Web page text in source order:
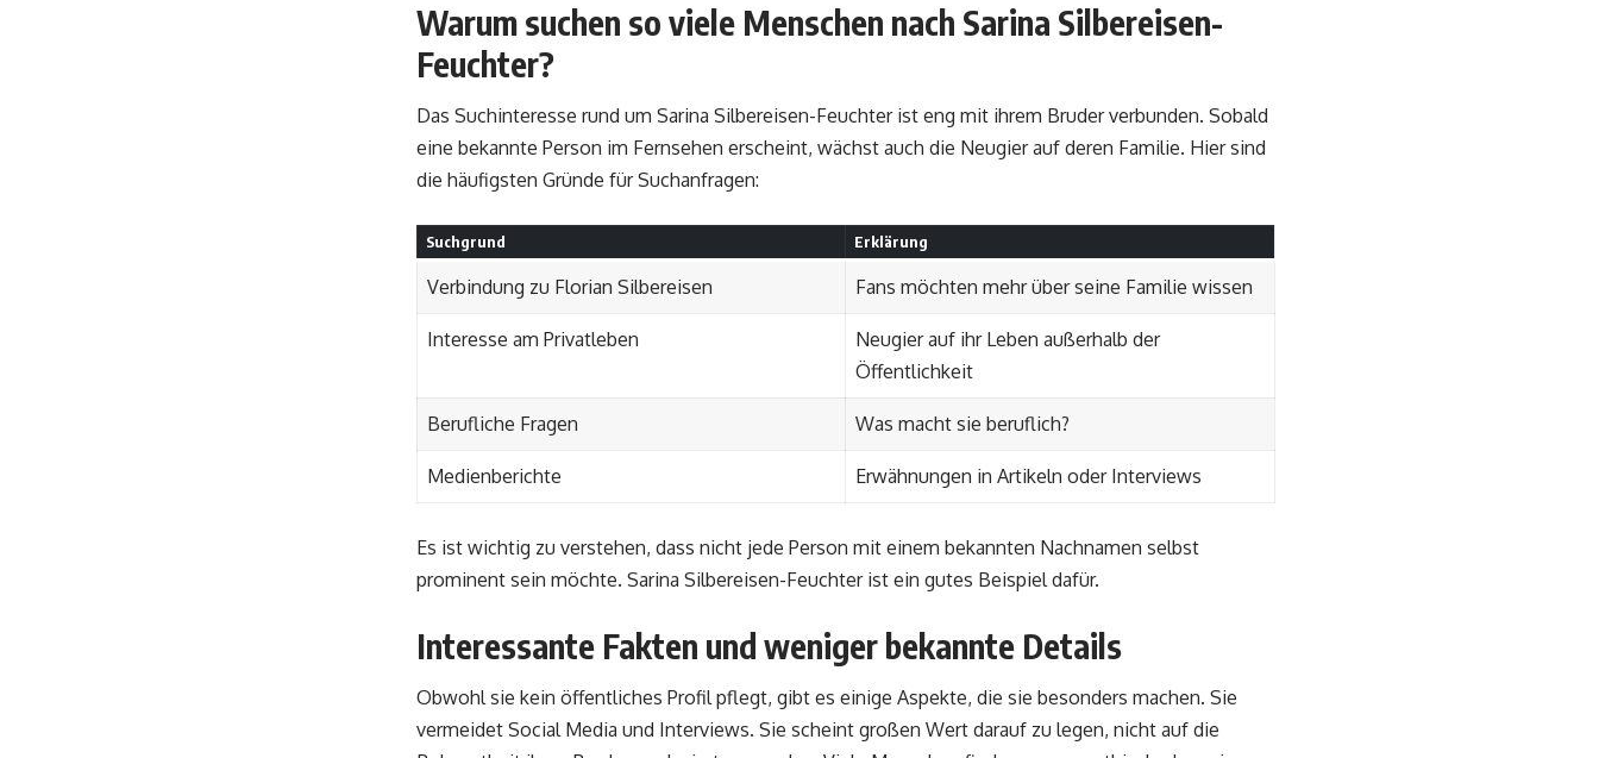
Warum suchen so viele Menschen nach Sarina Silbereisen-
Feuchter?
Das Suchinteresse rund um Sarina Silbereisen-Feuchter ist eng mit ihrem Bruder verbunden. Sobald
eine bekannte Person im Fernsehen erscheint, wächst auch die Neugier auf deren Familie. Hier sind
die häufigsten Gründe für Suchanfragen:
Suchgrund Erklärung
Verbindung zu Florian Silbereisen Fans möchten mehr über seine Familie wissen
Interesse am Privatleben
Neugier auf ihr Leben außerhalb der
Öffentlichkeit
Berufliche Fragen Was macht sie beruflich?
Medienberichte Erwähnungen in Artikeln oder Interviews
Es ist wichtig zu verstehen, dass nicht jede Person mit einem bekannten Nachnamen selbst
prominent sein möchte. Sarina Silbereisen-Feuchter ist ein gutes Beispiel dafür.
Interessante Fakten und weniger bekannte Details
Obwohl sie kein öffentliches Profil pflegt, gibt es einige Aspekte, die sie besonders machen. Sie
vermeidet Social Media und Interviews. Sie scheint großen Wert darauf zu legen, nicht auf die